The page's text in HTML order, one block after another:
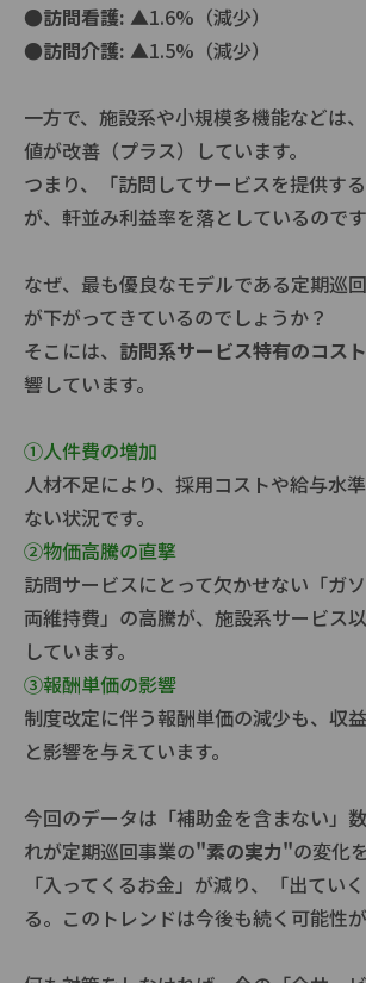
●訪問看護: ▲1.6%（減少）
●訪問介護: ▲1.5%（減少）
一方で、施設系や小規模多機能などは
値が改善（プラス）しています。
つまり、「訪問してサービスを提供す
が、軒並み利益率を落としているのです
なぜ、最も優良なモデルである定期巡
が下がってきているのでしょうか？
そこには、 訪問系サービス特有のコス
響しています。
①人件費の増加
人材不足により、採用コストや給与水
ない状況です。
②物価高騰の直撃
訪問サービスにとって欠かせない「ガ
両維持費」の高騰が、施設系サービス
しています。
③報酬単価の影響
制度改定に伴う報酬単価の減少も、収
と影響を与えています。
今回のデータは「補助金を含まない」
れが定期巡回事業の"素の実力"の変化
「入ってくるお金」が減り、「出てい
る。このトレンドは今後も続く可能性が